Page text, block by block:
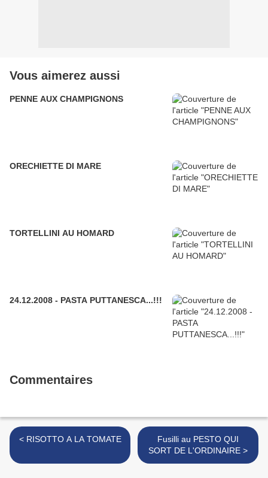
Vous aimerez aussi
PENNE AUX CHAMPIGNONS
ORECHIETTE DI MARE
TORTELLINI AU HOMARD
24.12.2008 - PASTA PUTTANESCA...!!!
Commentaires
< RISOTTO A LA TOMATE
Fusilli au PESTO QUI
SORT DE L'ORDINAIRE >